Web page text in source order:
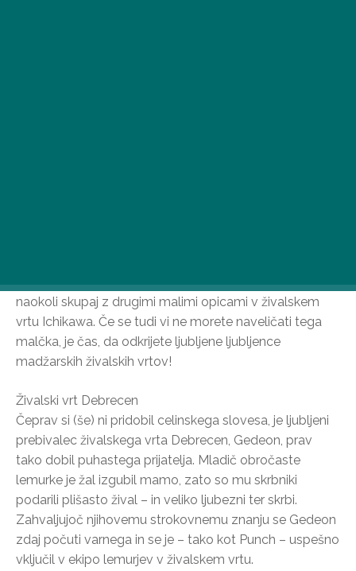
lahek, ima zgodba srečen konec – Punch končno teče
naokoli skupaj z drugimi malimi opicami v živalskem
vrtu Ichikawa. Če se tudi vi ne morete naveličati tega
malčka, je čas, da odkrijete ljubljene ljubljence
madžarskih živalskih vrtov!
Živalski vrt Debrecen
Čeprav si (še) ni pridobil celinskega slovesa, je ljubljeni
prebivalec živalskega vrta Debrecen, Gedeon, prav
tako dobil puhastega prijatelja. Mladič obročaste
lemurke je žal izgubil mamo, zato so mu skrbniki
podarili plišasto žival – in veliko ljubezni ter skrbi.
Zahvaljujoč njihovemu strokovnemu znanju se Gedeon
zdaj počuti varnega in se je – tako kot Punch – uspešno
vključil v ekipo lemurjev v živalskem vrtu.